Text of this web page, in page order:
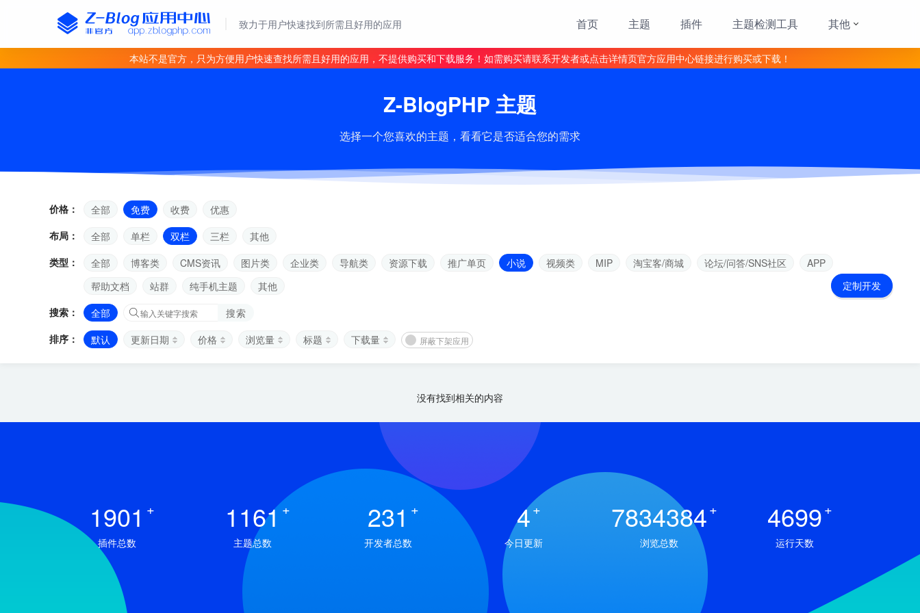
致力于用户快速找到所需且好用的应用 首页 主题 插件 主题检测工具 其他
本站不是官方，只为方便用户快速查找所需且好用的应用，不提供购买和下载服务！如需购买请联系开发者或点击详情页官方应用中心链接进行购买或下载！
Z-BlogPHP 主题
选择一个您喜欢的主题，看看它是否适合您的需求
价格： 全部 免费 收费
优惠
布局：
全部 单栏 双栏 三栏
其他
类型：
全部 博客类 CMS资讯 图片类 企业类 导航类 资源下载 推广单页 小说 视频类 MIP 淘宝客/商城 论坛/问答/SNS社区
APP
帮助文档
站群 纯手机主题
其他
搜索：
全部
搜索
排序：
默认 更新日期 价格 浏览量 标题 下载量 屏蔽下架应用
没有找到相关的内容
1901 +
插件总数
1161+
主题总数
231 +
开发者总数
4+
今日更新
7834384+
浏览总数
4699+
运行天数
定制开发